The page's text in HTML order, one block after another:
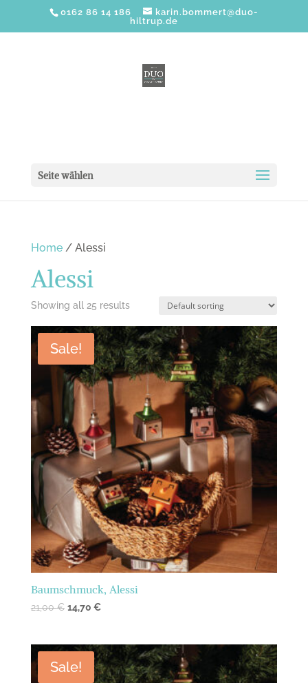
0162 86 14 186
karin.bommert@duo-
hiltrup.de
Seite wählen
Home/ Alessi
Alessi
Showing all 25 results
Sale!
Baumschmuck, Alessi
21,00€ 14,70 €
Sale!